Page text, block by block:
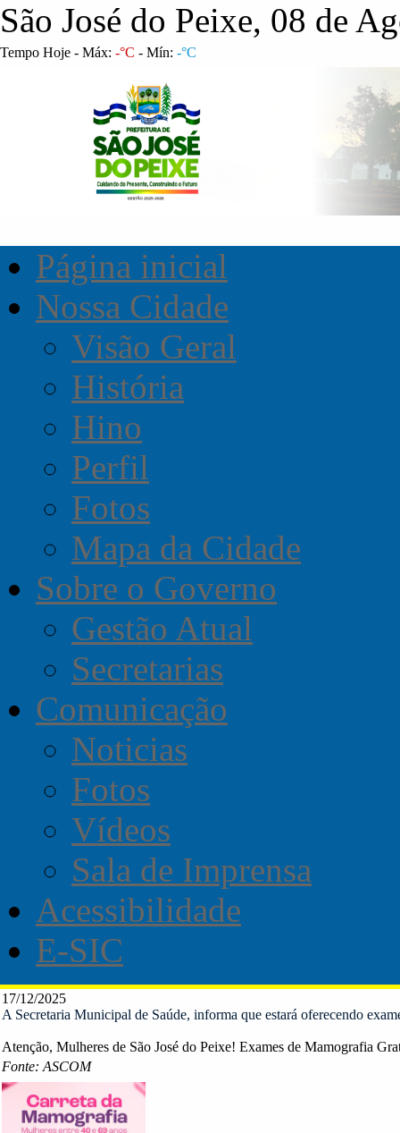
São José do Peixe, 08 de
Tempo Hoje - Máx: -°C - Mín: -°C
Página inicial
Nossa Cidade
Visão Geral
História
Hino
Perfil
Fotos
Mapa da Cidade
Sobre o Governo
Gestão Atual
Secretarias
Comunicação
Noticias
Fotos
Vídeos
Sala de Imprensa
Acessibilidade
E-SIC
17/12/2025
A Secretaria Municipal de Saúde, informa que estará oferecendo
Atenção, Mulheres de São José do Peixe! Exames de Mamografia
Fonte: ASCOM